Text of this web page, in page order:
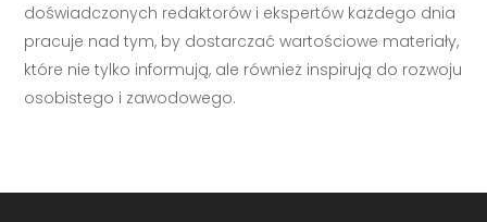
doświadczonych redaktorów i ekspertów każdego dnia
pracuje nad tym, by dostarczać wartościowe materiały,
które nie tylko informują, ale również inspirują do rozwoju
osobistego i zawodowego.